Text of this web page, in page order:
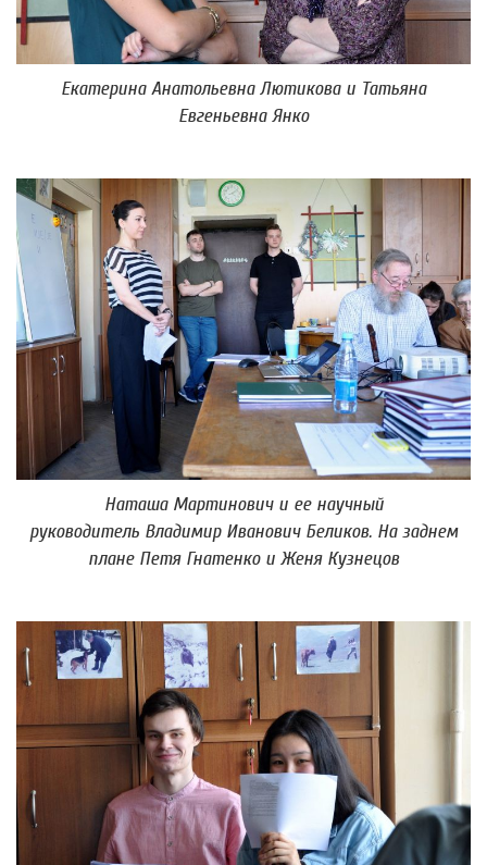
Екатерина Анатольевна Лютикова и Татьяна
Евгеньевна Янко
Наташа Мартинович и ее научный
руководитель Владимир Иванович Беликов. На заднем
плане Петя Гнатенко и Женя Кузнецов